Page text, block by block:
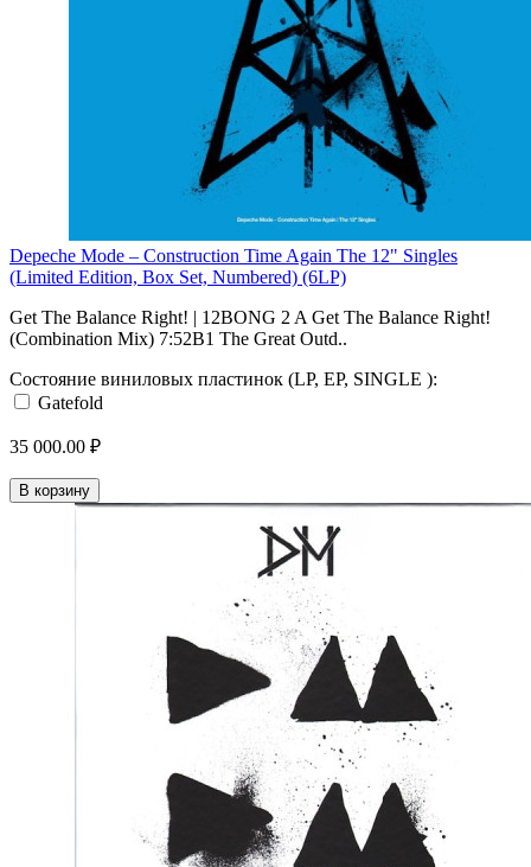
Depeche Mode – Construction Time Again The 12" Singles
(Limited Edition, Box Set, Numbered) (6LP)
Get The Balance Right! | 12BONG 2 A Get The Balance Right!
(Combination Mix) 7:52B1 The Great Outd..
Состояние виниловых пластинок (LP, EP, SINGLE ):
Gatefold
35 000.00 ₽
В корзину